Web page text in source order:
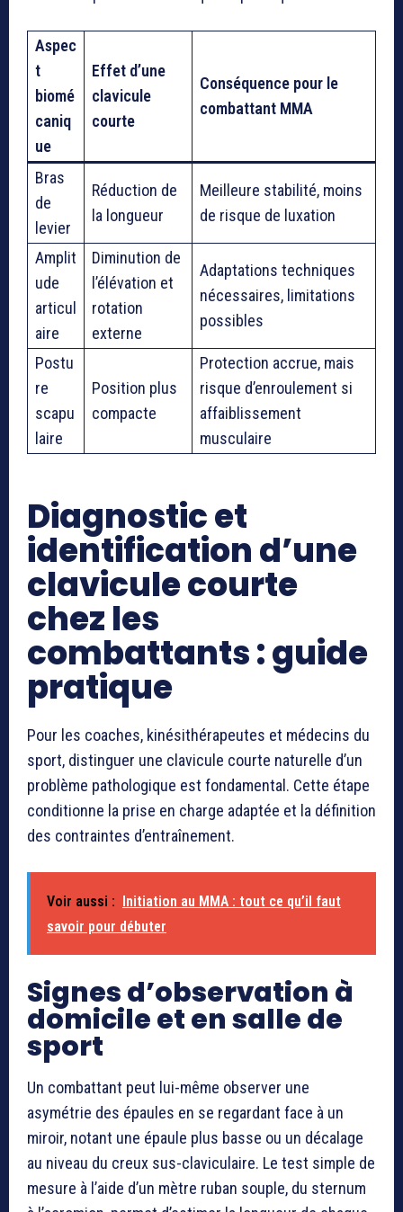
Aspec
t
biomé
caniq
ue
Effet d’une
clavicule
courte
Conséquence pour le
combattant MMA
Bras
de
levier
Réduction de
la longueur
Meilleure stabilité, moins
de risque de luxation
Amplit
ude
articul
aire
Diminution de
l’élévation et
rotation
externe
Adaptations techniques
nécessaires, limitations
possibles
Postu
re
scapu
laire
Position plus
compacte
Protection accrue, mais
risque d’enroulement si
affaiblissement
musculaire
Diagnostic et
identification d’une
clavicule courte
chez les
combattants : guide
pratique
Pour les coaches, kinésithérapeutes et médecins du
sport, distinguer une clavicule courte naturelle d’un
problème pathologique est fondamental. Cette étape
conditionne la prise en charge adaptée et la définition
des contraintes d’entraînement.
Voir aussi :
Initiation au MMA : tout ce qu’il faut
savoir pour débuter
Signes d’observation à
domicile et en salle de
sport
Un combattant peut lui-même observer une
asymétrie des épaules en se regardant face à un
miroir, notant une épaule plus basse ou un décalage
au niveau du creux sus-claviculaire. Le test simple de
mesure à l’aide d’un mètre ruban souple, du sternum